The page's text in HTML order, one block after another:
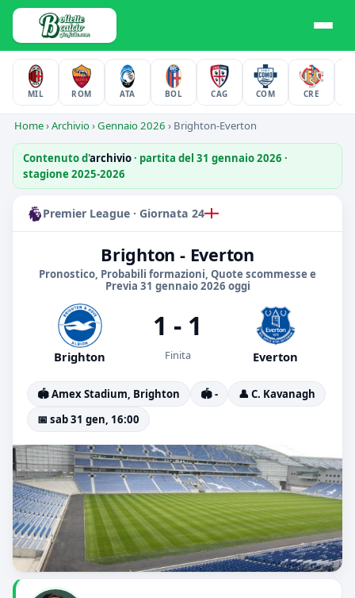
MIL ROM ATA BOL CAG COM CRE
Home›Archivio›Gennaio 2026 › Brighton-Everton
Contenuto d'archivio· partita del 31 gennaio 2026 ·
stagione 2025-2026
Premier League · Giornata 24
Brighton - Everton
Pronostico, Probabili formazioni, Quote scommesse e
Previa 31 gennaio 2026 oggi
Brighton
1 - 1
Finita Everton
🏟️ Amex Stadium, Brighton 🏟️ -
👤 C. Kavanagh
📅 sab 31 gen, 16:00